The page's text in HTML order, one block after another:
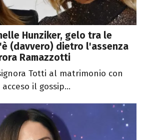
Hunziker, gelo tra le
(davvero) dietro l'assenza
Ramazzotti
Totti al matrimonio con
il gossip...